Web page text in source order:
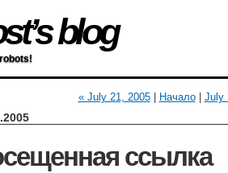
blog
« July 21, 2005| Начало| July
ссылка